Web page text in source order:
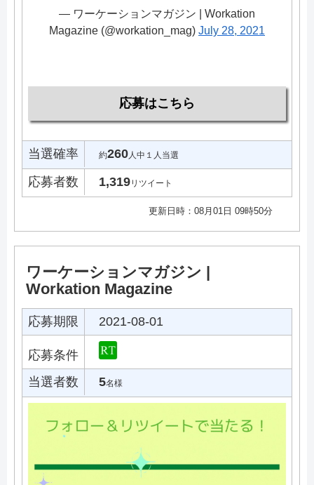
— ワーケーションマガジン | Workation
Magazine (@workation_mag) July 28, 2021
応募はこちら
当選確率 約260 人中１人当選
応募者数 1,319リツイート
更新日時：08月01日 09時50分
ワーケーションマガジン |
Workation Magazine
応募期限 2021-08-01
応募条件
当選者数
5名様